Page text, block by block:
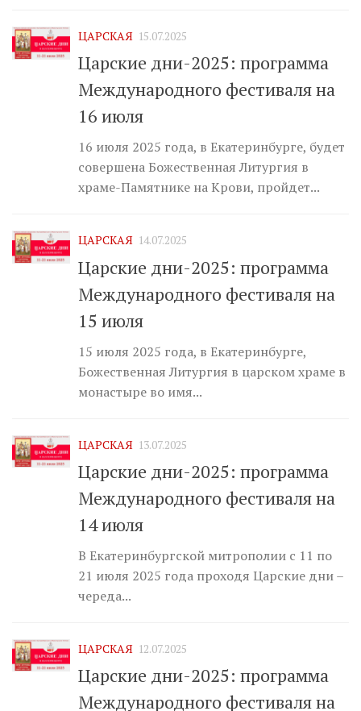
ЦАРСКАЯ 15.07.2025
Царские дни-2025: программа
Международного фестиваля на
16 июля
16 июля 2025 года, в Екатеринбурге, будет
совершена Божественная Литургия в
храме-Памятнике на Крови, пройдет...
ЦАРСКАЯ 14.07.2025
Царские дни-2025: программа
Международного фестиваля на
15 июля
15 июля 2025 года, в Екатеринбурге,
Божественная Литургия в царском храме в
монастыре во имя...
ЦАРСКАЯ 13.07.2025
Царские дни-2025: программа
Международного фестиваля на
14 июля
В Екатеринбургской митрополии с 11 по
21 июля 2025 года проходя Царские дни –
череда...
ЦАРСКАЯ 12.07.2025
Царские дни-2025: программа
Международного фестиваля на